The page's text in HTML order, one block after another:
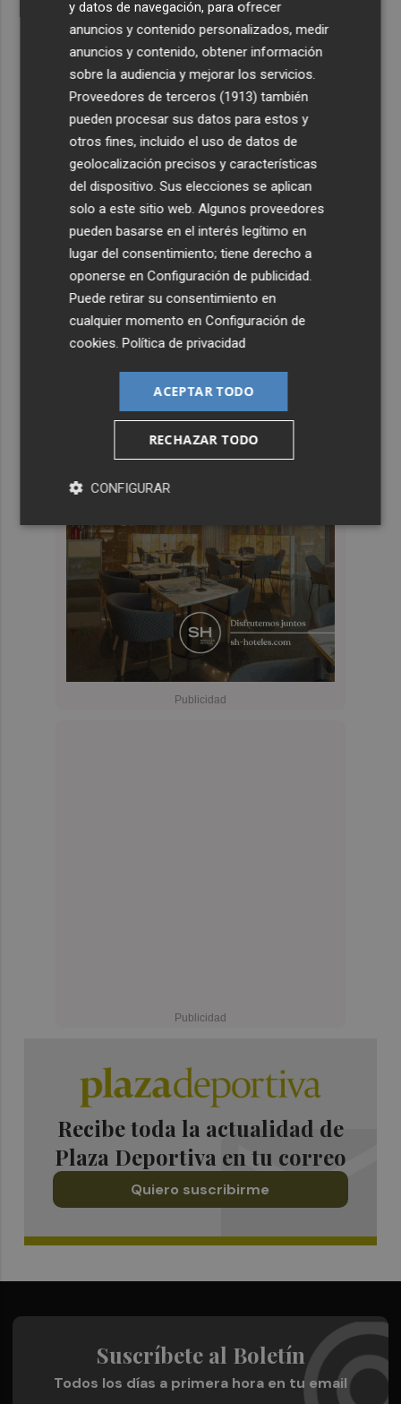
Recibe toda la actualidad de
Plaza Deportiva en tu correo
Quiero suscribirme
Suscríbete al Boletín
Todos los días a primera hora en tu email
y datos de navegación, para ofrecer
anuncios y contenido personalizados, medir
anuncios y contenido, obtener información
sobre la audiencia y mejorar los servicios.
Proveedores de terceros (1913) también
pueden procesar sus datos para estos y
otros fines, incluido el uso de datos de
geolocalización precisos y características
del dispositivo. Sus elecciones se aplican
solo a este sitio web. Algunos proveedores
pueden basarse en el interés legítimo en
lugar del consentimiento; tiene derecho a
oponerse enConfiguración de publicidad
Puede retirar su consentimiento en
cualquier momento enConfiguración de
cookies .Política de privacidad
ACEPTAR TODO
RECHAZAR TODO
CONFIGURAR